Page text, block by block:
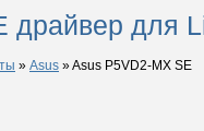
драйвер для
» Asus »Asus P5VD2-MX SE